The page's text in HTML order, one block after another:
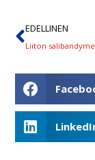
EDELLINEN